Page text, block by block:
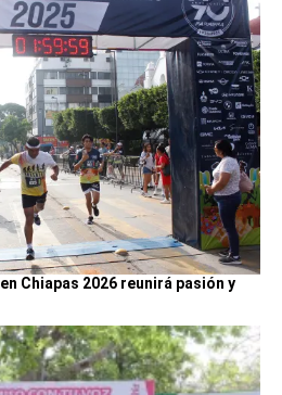
Chiapas 2026 reunirá pasión y